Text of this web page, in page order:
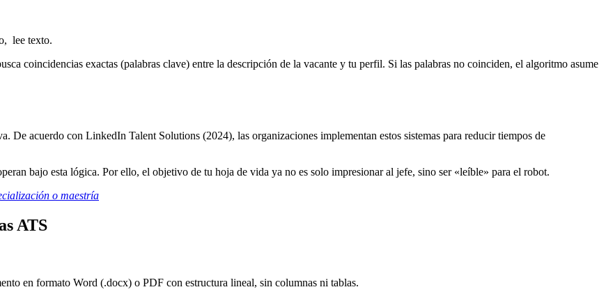
lee texto.
coincidencias exactas (palabras clave) entre la descripción de la vacante y tu perfil. Si las palabras no coinciden, el algoritmo asume
De acuerdo con LinkedIn Talent Solutions (2024), las organizaciones implementan estos sistemas para reducir tiempos de
bajo esta lógica. Por ello, el objetivo de tu hoja de vida ya no es solo impresionar al jefe, sino ser «leíble» para el robot.
o maestría
ATS
en formato Word (.docx) o PDF con estructura lineal, sin columnas ni tablas.